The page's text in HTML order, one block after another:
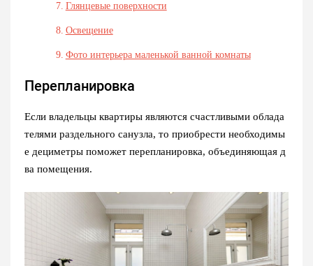
Глянцевые поверхности
Освещение
Фото интерьера маленькой ванной комнаты
Перепланировка
Если владельцы квартиры являются счастливыми облада
телями раздельного санузла, то приобрести необходимы
е дециметры поможет перепланировка, объединяющая д
ва помещения.